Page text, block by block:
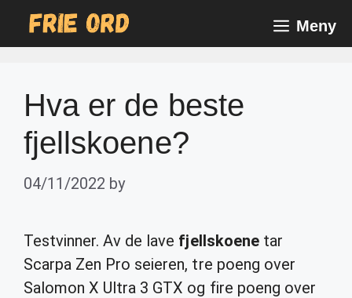
Meny
Hva er de beste
fjellskoene?
04/11/2022 by
Testvinner. Av de lave fjellskoenetar
Scarpa Zen Pro seieren, tre poeng over
Salomon X Ultra 3 GTX og fire poeng over